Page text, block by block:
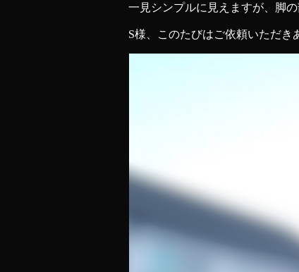
一見シンプルに見えますが、脚
S様、このたびはご依頼いただき